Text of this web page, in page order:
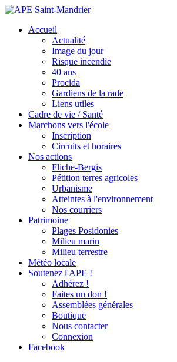
Accueil
Actualité
Image du jour
Risque incendie
40 ans
Procida
Gardiens de la rade
Liens utiles
Cadre de vie / Santé
Marchons vers l'école
Inscription
Circuits et horaires
Nos actions
Fliche-Bergis
Pétition terres agricoles
Urbanisme
Atteintes à l'environnement
Nos courriers
Patrimoine
Plages Posidonies
Milieu marin
Milieu terrestre
Météo locale
Soutenez l'APE !
Adhérez !
Faites un don !
Assemblées générales
Boutique
Nous contacter
Connexion
Facebook